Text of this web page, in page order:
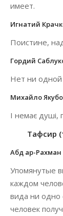
имеет.
Игнатий
Поистине,
Гордий
Нет ни
Михайло
І немає
Тафсир
Абд ар-
Упомянутые
каждом
вида ни одно
человек